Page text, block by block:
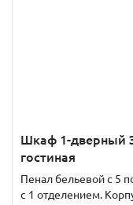
Шкаф 1-дверный
гостиная
Пенал бельевой с 5
с 1 отделением.